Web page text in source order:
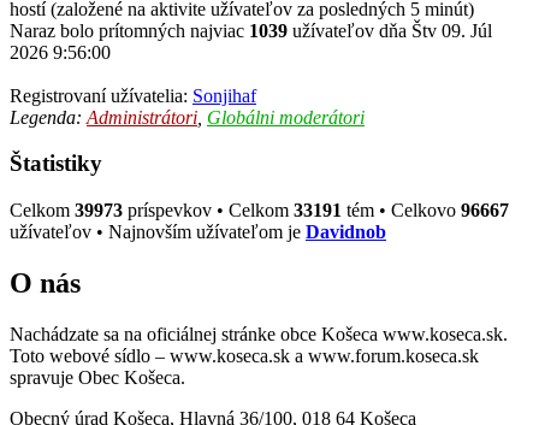
hostí (založené na aktivite užívateľov za posledných 5 minút)
Naraz bolo prítomných najviac 1039 užívateľov dňa Štv 09. Júl
2026 9:56:00
Registrovaní užívatelia: Sonjihaf
Legenda: Administrátori Globálni moderátori
Štatistiky
Celkom 39973 príspevkov • Celkom 33191 tém • Celkovo 96667
užívateľov • Najnovším užívateľom je Davidnob
O nás
Nachádzate sa na oficiálnej stránke obce Košeca www.koseca.sk.
Toto webové sídlo – www.koseca.sk a www.forum.koseca.sk
spravuje Obec Košeca.
Obecný úrad Košeca, Hlavná 36/100, 018 64 Košeca